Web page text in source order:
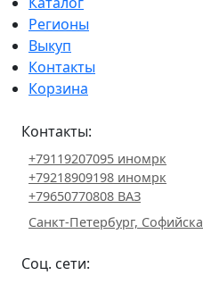
Регионы
Выкуп
Контакты
Корзина
Контакты:
+79119207095 иномрк
+79218909198 иномрк
+79650770808 ВАЗ
Санкт-Петербург,
Соц. сети: